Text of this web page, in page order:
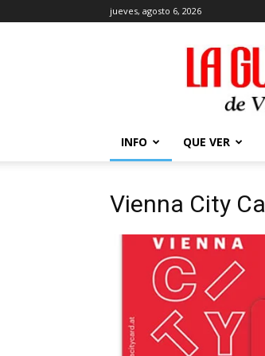
jueves, agosto 6, 2026
La
Guía
de
INFO QUE VER
Vienna City